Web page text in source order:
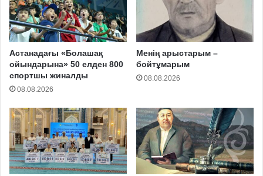
Астанадағы «Болашақ
ойындарына» 50 елден 800
спортшы жиналды
08.08.2026
Менің арыстарым –
бойтұмарым
08.08.2026